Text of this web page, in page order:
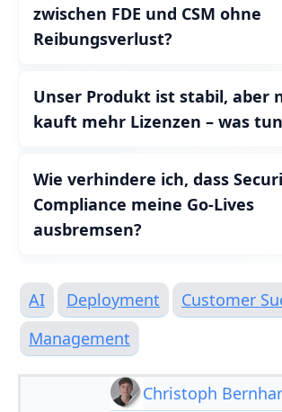
zwischen FDE und CSM ohne
Reibungsverlust?
Unser Produkt ist stabil, aber
kauft mehr Lizenzen – was
Wie verhindere ich, dass
Compliance meine Go‑Lives
ausbremsen?
AI Deployment
Customer
Management
Christoph